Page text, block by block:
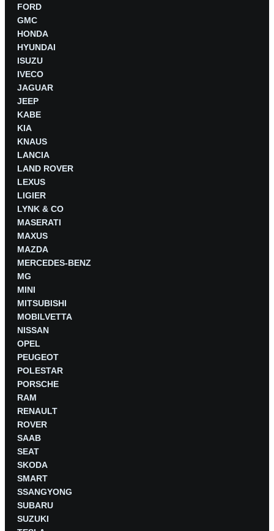
FORD
GMC
HONDA
HYUNDAI
ISUZU
IVECO
JAGUAR
JEEP
KABE
KIA
KNAUS
LANCIA
LAND ROVER
LEXUS
LIGIER
LYNK & CO
MASERATI
MAXUS
MAZDA
MERCEDES-BENZ
MG
MINI
MITSUBISHI
MOBILVETTA
NISSAN
OPEL
PEUGEOT
POLESTAR
PORSCHE
RAM
RENAULT
ROVER
SAAB
SEAT
SKODA
SMART
SSANGYONG
SUBARU
SUZUKI